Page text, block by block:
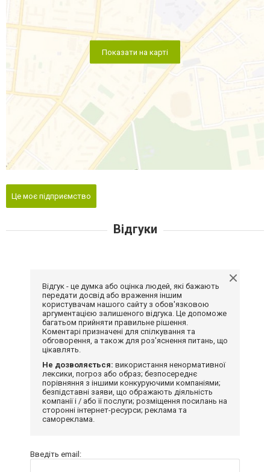
Показати на карті
Це моє підприємство
Відгуки
Відгук - це думка або оцінка людей, які бажають
передати досвід або враження іншим
користувачам нашого сайту з обов'язковою
аргументацією залишеного відгука. Це допоможе
багатьом прийняти правильне рішення.
Коментарі призначені для спілкування та
обговорення, а також для роз'яснення питань, що
цікавлять.
Не дозволяється: використання ненормативної
лексики, погроз або образ; безпосереднє
порівняння з іншими конкуруючими компаніями;
безпідставні заяви, що ображають діяльність
компанії і / або її послуги; розміщення посилань на
сторонні інтернет-ресурси; реклама та
самореклама.
Введіть email: